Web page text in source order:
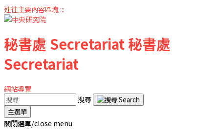
連往主要內容區塊:::
秘書處 Secretariat秘書處
Secretariat
網站導覽
搜尋
主選單
關閉選單/close menu